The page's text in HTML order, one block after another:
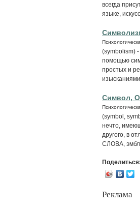
всегда
языке,
(symbolism)
помощью
простых и
Символ,
(symbol,
нечто,
другого, в
СЛОВА,
Поделиться:
Реклама